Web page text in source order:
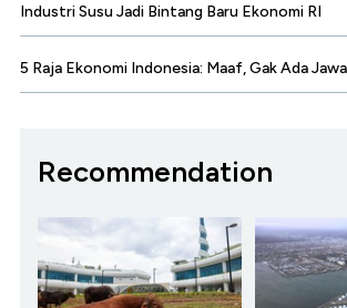
Industri Susu Jadi Bintang Baru Ekonomi RI
5 Raja Ekonomi Indonesia: Maaf, Gak Ada
Recommendation